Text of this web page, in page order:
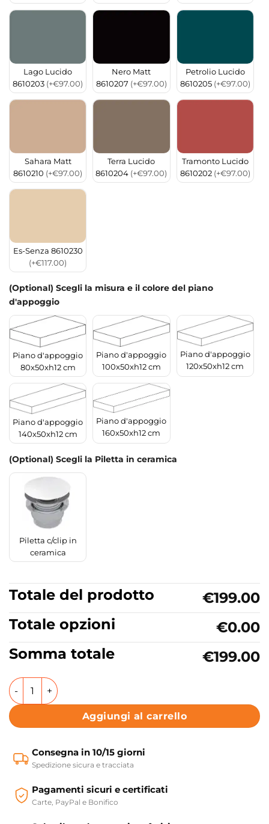
Lago Lucido
8610203 (+€97.00)
Nero Matt
8610207 (+€97.00)
Petrolio Lucido
8610205 (+€97.00)
Sahara Matt
8610210 (+€97.00)
Terra Lucido
8610204 (+€97.00)
Tramonto Lucido
8610202 (+€97.00)
Es-Senza 8610230
(+€117.00)
(Optional) Scegli la misura e il colore del piano
d'appoggio
Piano d'appoggio
80x50xh12 cm
Piano d'appoggio
100x50xh12 cm
Piano d'appoggio
120x50xh12 cm
Piano d'appoggio
140x50xh12 cm
Piano d'appoggio
160x50xh12 cm
(Optional) Scegli la Piletta in ceramica
Piletta c/clip in
ceramica
Totale del prodotto
€199.00
Totale opzioni
€0.00
Somma totale
€199.00
Lavabo da appoggio o sospeso in ceramica 48x48 cm
Aggiungi al carrello
Consegna in 10/15 giorni
Spedizione sicura e tracciata
Pagamenti sicuri e certificati
Carte, PayPal e Bonifico